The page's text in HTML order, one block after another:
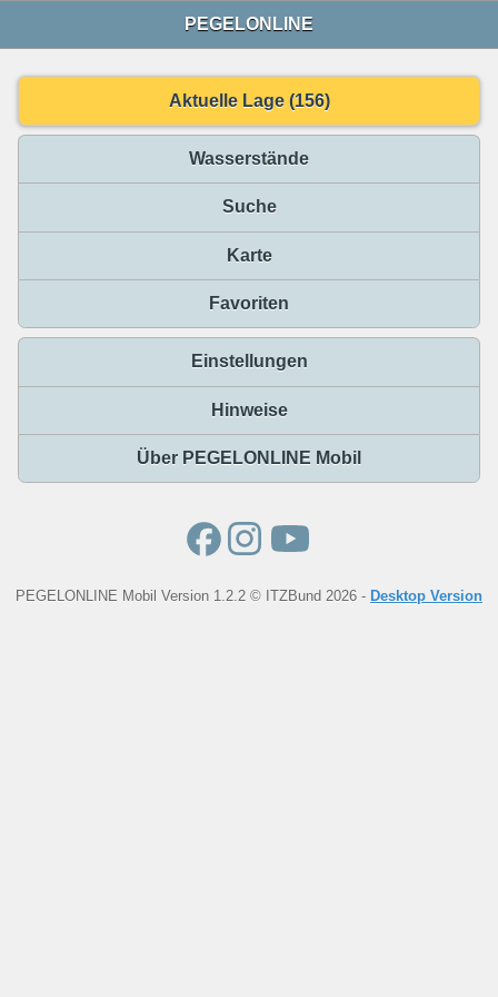
PEGELONLINE
Aktuelle Lage (156)
Wasserstände
Suche
Karte
Favoriten
Einstellungen
Hinweise
Über PEGELONLINE Mobil
PEGELONLINE Mobil Version 1.2.2 © ITZBund 2026 - Desktop Version